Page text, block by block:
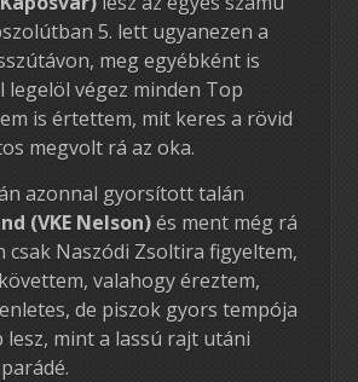
5. lett ugyanezen a
meg egyébként is
legelöl végez minden Top
is értettem, mit keres a rövid
megvolt rá az oka.
azonnal gyorsított talán
(VKE Nelson)és ment még rá
csak Naszódi Zsoltira figyeltem,
valahogy éreztem,
de piszok gyors tempója
mint a lassú rajt utáni